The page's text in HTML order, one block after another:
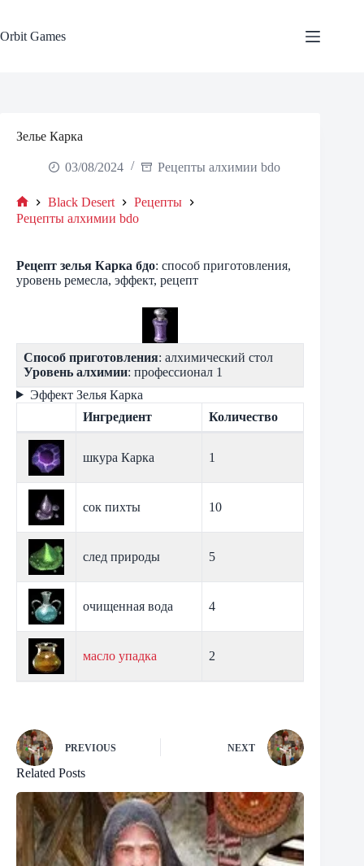
content
Orbit Games
Зелье Карка
03/08/2024 Рецепты алхимии bdo
Home
Black Desert
Рецепты
Рецепты алхимии bdo
Рецепт зелья Карка бдо: способ приготовления,
уровень ремесла, эффект, рецепт
Способ приготовления: алхимический стол
Уровень алхимии: профессионал 1
Эффект Зелья Карка
Ингредиент
Количество
шкура Карка 1
сок пихты 10
след природы 5
очищенная вода 4
масло упадка 2
PREVIOUS NEXT
Related Posts